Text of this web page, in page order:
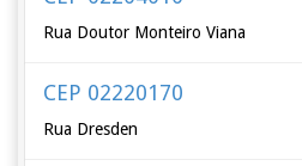
Rua Doutor Monteiro Viana
CEP 02220170
Rua Dresden